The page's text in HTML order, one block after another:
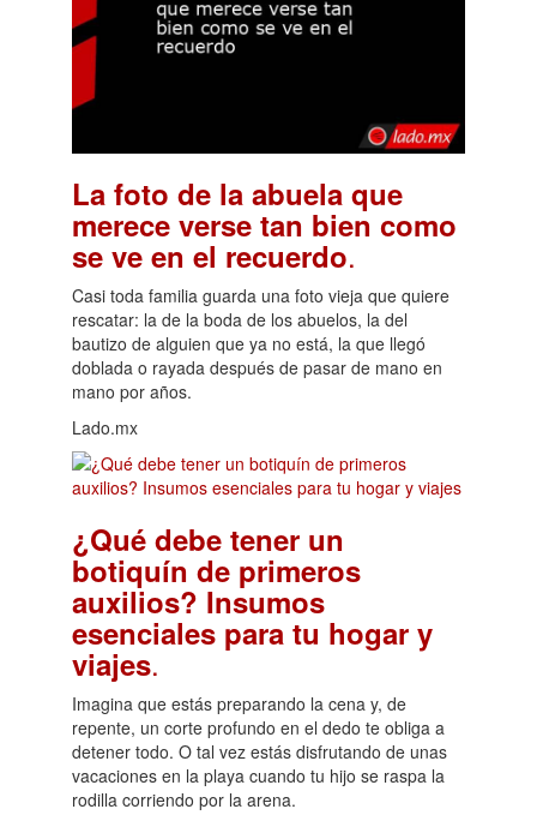
La foto de la abuela que
merece verse tan bien como
se ve en el recuerdo.
Casi toda familia guarda una foto vieja que quiere
rescatar: la de la boda de los abuelos, la del
bautizo de alguien que ya no está, la que llegó
doblada o rayada después de pasar de mano en
mano por años.
Lado.mx
¿Qué debe tener un
botiquín de primeros
auxilios? Insumos
esenciales para tu hogar y
viajes.
Imagina que estás preparando la cena y, de
repente, un corte profundo en el dedo te obliga a
detener todo. O tal vez estás disfrutando de unas
vacaciones en la playa cuando tu hijo se raspa la
rodilla corriendo por la arena.